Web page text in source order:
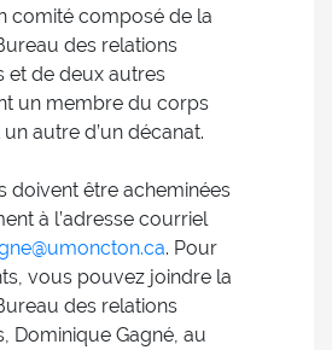
comité composé de la
des relations
et de deux autres
un membre du corps
autre d’un décanat.
doivent être acheminées
à l’adresse courriel
. Pour
vous pouvez joindre la
des relations
Dominique Gagné, au